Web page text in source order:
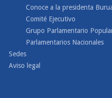
Conoce a la presidenta
Comité Ejecutivo
Grupo Parlamentario
Parlamentarios Nacionales
Sedes
Aviso legal